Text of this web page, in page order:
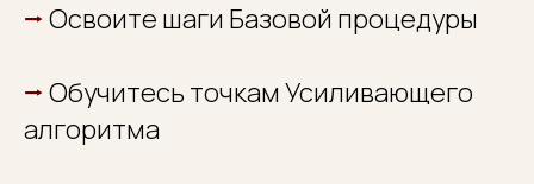
⭢ Освоите шаги Базовой процедуры
⭢ Обучитесь точкам Усиливающего
алгоритма